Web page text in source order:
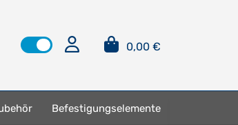
0,00 €
Befestigungselemente